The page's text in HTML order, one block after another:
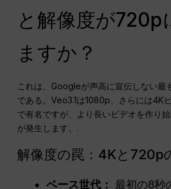
と解像度が720p
ますか？
これは、Googleが声高に宣伝しない最
である。Veo3.1は1080p、さらには4K
で有名ですが、より長いビデオを作り
が発生します。.
解像度の罠：4Kと720p
ベース世代： 最初の8秒